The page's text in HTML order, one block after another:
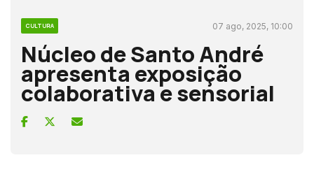
CULTURA 07 ago, 2025, 10:00
Núcleo de Santo André
apresenta exposição
colaborativa e sensorial